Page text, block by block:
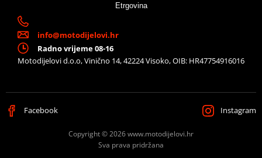
U centralnom skladištu
Etrgovina
info@motodijelovi.hr
Radno vrijeme 08-16
Motodijelovi d.o.o, Vinično 14, 42224 Visoko, OIB: HR47754916016
Facebook Instagram
Copyright © 2026 www.motodijelovi.hr
Sva prava pridržana